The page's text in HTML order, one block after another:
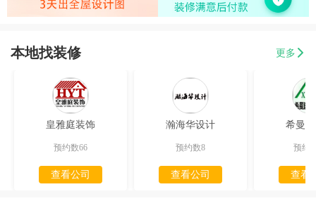
本地找装修 更多
皇雅庭装饰
预约数66
查看公司
瀚海华设计
预约数8
查看公司
希曼
预约
查看